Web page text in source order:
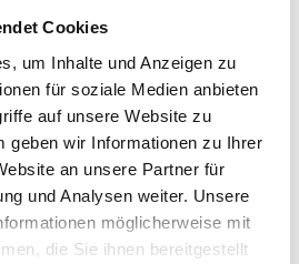
Cookies
um Inhalte und Anzeigen zu
für soziale Medien anbieten
auf unsere Website zu
geben wir Informationen zu Ihrer
an unsere Partner für
und Analysen weiter. Unsere
möglicherweise mit
die Sie ihnen bereitgestellt
PRODUKTE
Baby Mütze Mini